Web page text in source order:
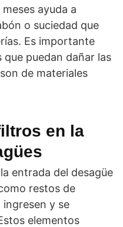
ayuda a
o suciedad que
Es importante
puedan dañar las
de materiales
en la
entrada del desagüe
restos de
ingresen y se
elementos